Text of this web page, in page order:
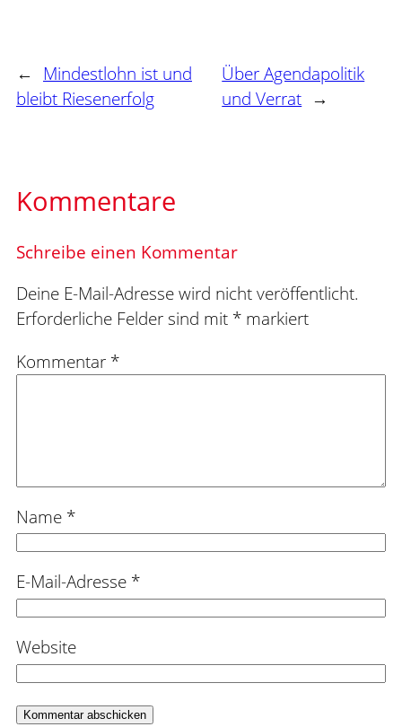
←
Mindestlohn ist und
bleibt Riesenerfolg
Über Agendapolitik
und Verrat →
Kommentare
Schreibe einen Kommentar
Deine E-Mail-Adresse wird nicht veröffentlicht.
Erforderliche Felder sind mit * markiert
Kommentar *
Name *
E-Mail-Adresse *
Website